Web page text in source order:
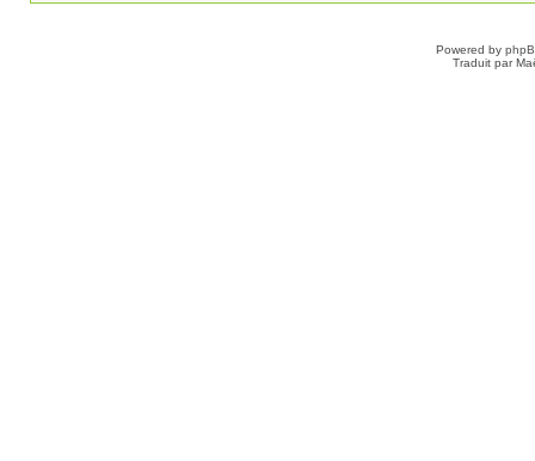
Powered by
Traduit par